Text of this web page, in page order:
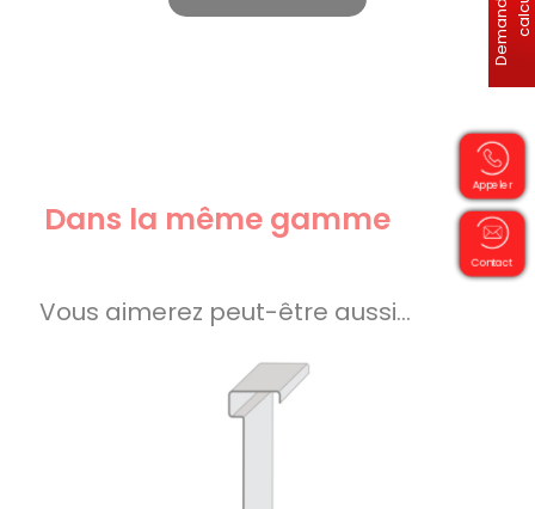
Dans la même gamme
Vous aimerez peut-être aussi…
Appeler
Contact